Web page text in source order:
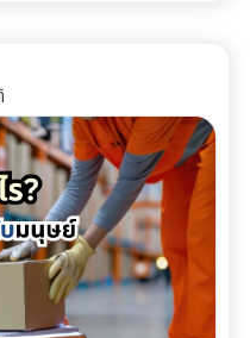
ตั้งแต่หน้าฟาร์มที่
(ต้นทางที่ญี่ปุ่น):
บด ผงมัทฉะจะถูกบรรจุใน
ซีลพร้อมซองดูดออกซิเจน
งสินค้าควบคุมอุณหภูมิ (มัก
ติดลบ) 2. Transit (ระหว่าง
Freight) จากญี่ปุ่นมา
ใช้ตู้คอนเทนเนอร์ปกติ (Dry
งถึง 50-60°C ในตอน
าพทั้งหมด ธุรกิจ B2B จึง
อกำหนดของกรม
สจัดสัมมนา หักภาษีได้
นี้: ต้องมีวัตถุประสงค์เพื่อ
ำหนดการ (Itinerary)
ำกิจกรรม CSR ที่เป็น
ที่พนักงานทุกคนเข้าถึงได้:
ที่ให้สิทธิพนักงานทุกคนอย่าง
หลักฐานการจ่ายเงินที่ถูก